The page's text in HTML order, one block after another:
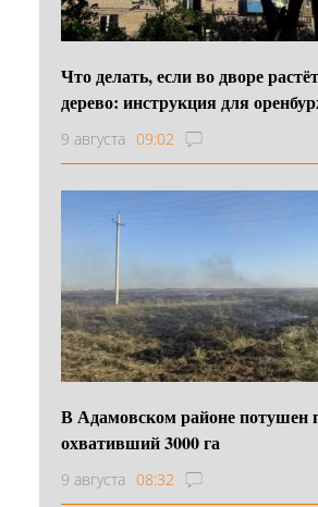
Что делать, если во дворе
дерево: инструкция для
9 августа 09:02
В Адамовском районе потушен
охвативший 3000 га
9 августа 08:32